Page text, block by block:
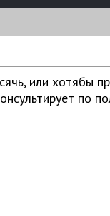
или хотябы
по